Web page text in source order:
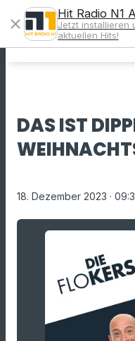
DAS IST
18. Dezember 2023 ·
close
Hit Radio N1
Jetzt installieren
aktuellen Hits!